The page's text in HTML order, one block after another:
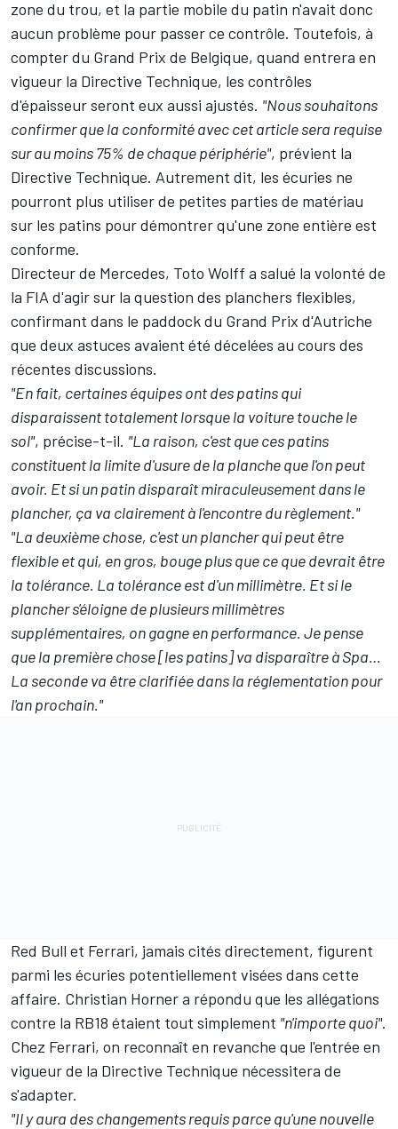
zone du trou, et la partie mobile du patin n'avait donc
aucun problème pour passer ce contrôle. Toutefois, à
compter du Grand Prix de Belgique, quand entrera en
vigueur la Directive Technique, les contrôles
d'épaisseur seront eux aussi ajustés. "Nous souhaitons
confirmer que la conformité avec cet article sera requise
sur au moins 75% de chaque périphérie", prévient la
Directive Technique. Autrement dit, les écuries ne
pourront plus utiliser de petites parties de matériau
sur les patins pour démontrer qu'une zone entière est
conforme.
Directeur de Mercedes, Toto Wolff a salué la volonté de
la FIA d'agir sur la question des planchers flexibles,
confirmant dans le paddock du Grand Prix d'Autriche
que deux astuces avaient été décelées au cours des
récentes discussions.
"En fait, certaines équipes ont des patins qui
disparaissent totalement lorsque la voiture touche le
sol", précise-t-il. "La raison, c'est que ces patins
constituent la limite d'usure de la planche que l'on peut
avoir. Et si un patin disparaît miraculeusement dans le
plancher, ça va clairement à l'encontre du règlement."
"La deuxième chose, c'est un plancher qui peut être
flexible et qui, en gros, bouge plus que ce que devrait être
la tolérance. La tolérance est d'un millimètre. Et si le
plancher s'éloigne de plusieurs millimètres
supplémentaires, on gagne en performance. Je pense
que la première chose [les patins] va disparaître à Spa…
La seconde va être clarifiée dans la réglementation pour
l'an prochain."
Red Bull et Ferrari, jamais cités directement, figurent
parmi les écuries potentiellement visées dans cette
affaire. Christian Horner a répondu que les allégations
contre la RB18 étaient tout simplement "n'importe quoi".
Chez Ferrari, on reconnaît en revanche que l'entrée en
vigueur de la Directive Technique nécessitera de
s'adapter.
"Il y aura des changements requis parce qu'une nouvelle